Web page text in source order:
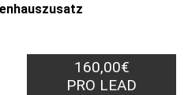
160,00€
PRO LEAD